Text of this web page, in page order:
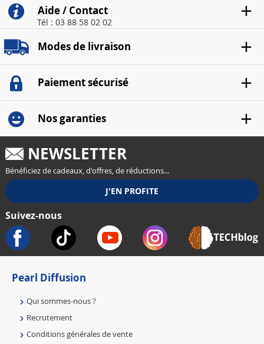
Aide / Contact
Tél : 03 88 58 02 02
Modes de livraison
Paiement sécurisé
Nos garanties
NEWSLETTER
Bénéficiez de cadeaux, d'offres, de réductions...
Suivez-nous
Pearl Diffusion
Qui sommes-nous ?
Recrutement
Conditions générales de vente